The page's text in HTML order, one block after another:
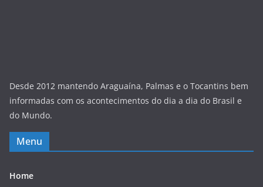
Desde 2012 mantendo Araguaína, Palmas e o Tocantins bem
informadas com os acontecimentos do dia a dia do Brasil e
do Mundo.
Menu
Home